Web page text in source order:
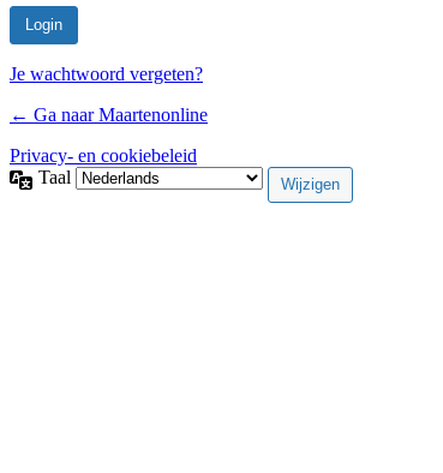
Je wachtwoord vergeten?
← Ga naar Maartenonline
Privacy- en cookiebeleid
Taal